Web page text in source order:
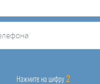
Нажмите на цифру 2